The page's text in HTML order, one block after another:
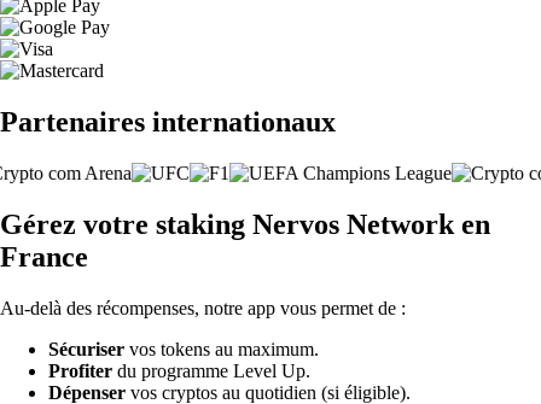
Partenaires internationaux
Gérez votre staking Nervos Network en
France
Au-delà des récompenses, notre app vous permet de :
Sécuriser vos tokens au maximum.
Profiter du programme Level Up.
Dépenser vos cryptos au quotidien (si éligible).